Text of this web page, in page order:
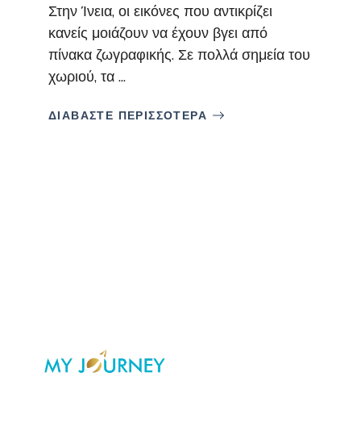
Στην Ίνεια, οι εικόνες που αντικρίζει
κανείς μοιάζουν να έχουν βγει από
πίνακα ζωγραφικής. Σε πολλά σημεία του
χωριού, τα ...
ΔΙΑΒΑΣΤΕ ΠΕΡΙΣΣΟΤΕΡΑ